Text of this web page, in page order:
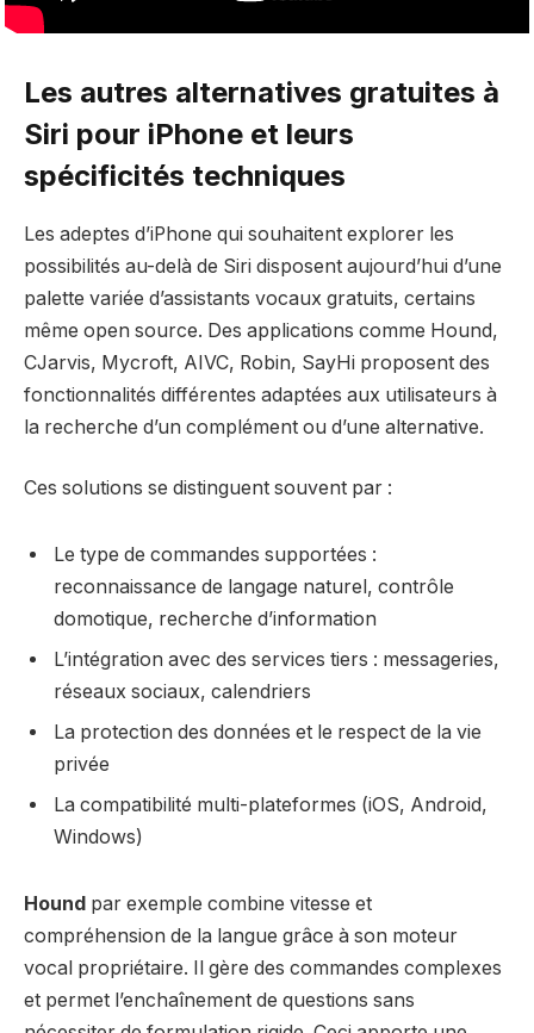
Les autres alternatives gratuites à
Siri pour iPhone et leurs
spécificités techniques
Les adeptes d’iPhone qui souhaitent explorer les
possibilités au-delà de Siri disposent aujourd’hui d’une
palette variée d’assistants vocaux gratuits, certains
même open source. Des applications comme Hound,
CJarvis, Mycroft, AIVC, Robin, SayHi proposent des
fonctionnalités différentes adaptées aux utilisateurs à
la recherche d’un complément ou d’une alternative.
Ces solutions se distinguent souvent par :
Le type de commandes supportées :
reconnaissance de langage naturel, contrôle
domotique, recherche d’information
L’intégration avec des services tiers : messageries,
réseaux sociaux, calendriers
La protection des données et le respect de la vie
privée
La compatibilité multi-plateformes (iOS, Android,
Windows)
Hound par exemple combine vitesse et
compréhension de la langue grâce à son moteur
vocal propriétaire. Il gère des commandes complexes
et permet l’enchaînement de questions sans